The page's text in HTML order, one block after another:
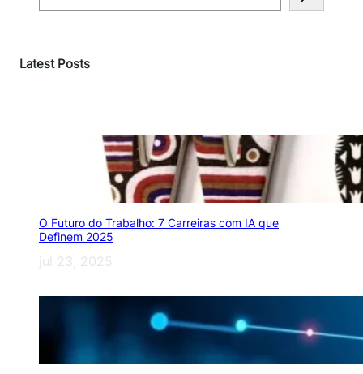
e
c
Latest Posts
O Futuro do Trabalho: 7 Carreiras com IA que
Definem 2025
jul 23, 2025